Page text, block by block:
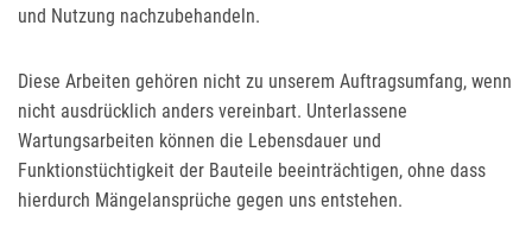
und Nutzung nachzubehandeln.
Diese Arbeiten gehören nicht zu unserem Auftragsumfang, wenn
nicht ausdrücklich anders vereinbart. Unterlassene
Wartungsarbeiten können die Lebensdauer und
Funktionstüchtigkeit der Bauteile beeinträchtigen, ohne dass
hierdurch Mängelansprüche gegen uns entstehen.